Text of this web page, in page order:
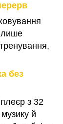
лише
без
з 32
й